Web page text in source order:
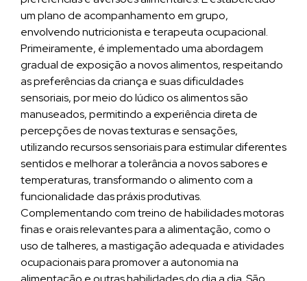
um plano de acompanhamento em grupo,
envolvendo nutricionista e terapeuta ocupacional.
Primeiramente, é implementado uma abordagem
gradual de exposição a novos alimentos, respeitando
as preferências da criança e suas dificuldades
sensoriais, por meio do lúdico os alimentos são
manuseados, permitindo a experiência direta de
percepções de novas texturas e sensações,
utilizando recursos sensoriais para estimular diferentes
sentidos e melhorar a tolerância a novos sabores e
temperaturas, transformando o alimento com a
funcionalidade das práxis produtivas.
Complementando com treino de habilidades motoras
finas e orais relevantes para a alimentação, como o
uso de talheres, a mastigação adequada e atividades
ocupacionais para promover a autonomia na